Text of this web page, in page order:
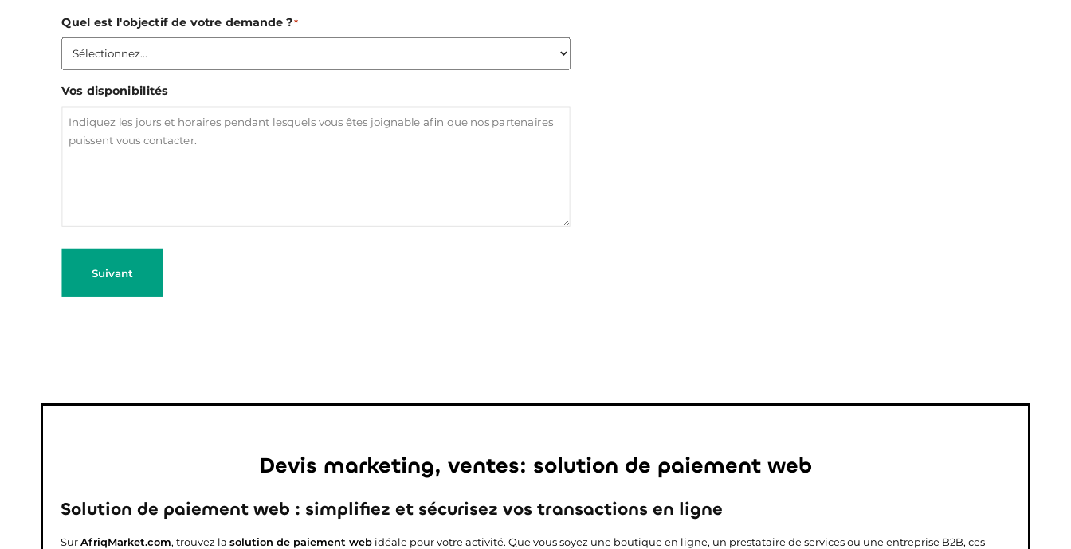
Quel est l'objectif de votre demande ?*
Vos disponibilités
Suivant
Devis marketing, ventes: solution de paiement web
Solution de paiement web : simplifiez et sécurisez vos transactions en ligne
SurAfriqMarket.com, trouvez la solution de paiement web idéale pour votre activité. Que vous soyez une boutique en ligne, un prestataire de services ou une entreprise B2B, ces